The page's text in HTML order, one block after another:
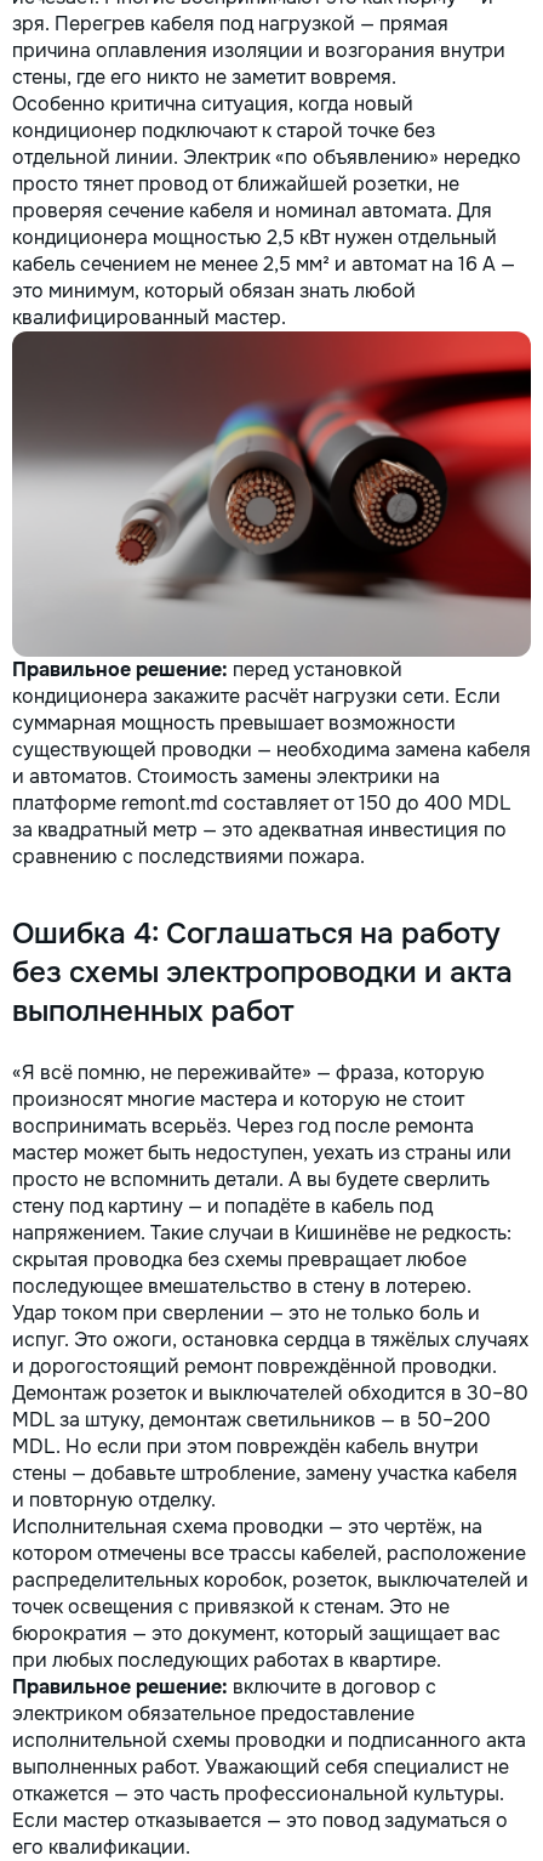
зря. Перегрев кабеля под нагрузкой — прямая
причина оплавления изоляции и возгорания внутри
стены, где его никто не заметит вовремя.
Особенно критична ситуация, когда новый
кондиционер подключают к старой точке без
отдельной линии. Электрик «по объявлению» нередко
просто тянет провод от ближайшей розетки, не
проверяя сечение кабеля и номинал автомата. Для
кондиционера мощностью 2,5 кВт нужен отдельный
кабель сечением не менее 2,5 мм² и автомат на 16 А —
это минимум, который обязан знать любой
квалифицированный мастер.
Правильное решение: перед установкой
кондиционера закажите расчёт нагрузки сети. Если
суммарная мощность превышает возможности
существующей проводки — необходима замена кабеля
и автоматов. Стоимость замены электрики на
платформе remont.md составляет от 150 до 400 MDL
за квадратный метр — это адекватная инвестиция по
сравнению с последствиями пожара.
Ошибка 4: Соглашаться на работу
без схемы электропроводки и акта
выполненных работ
«Я всё помню, не переживайте» — фраза, которую
произносят многие мастера и которую не стоит
воспринимать всерьёз. Через год после ремонта
мастер может быть недоступен, уехать из страны или
просто не вспомнить детали. А вы будете сверлить
стену под картину — и попадёте в кабель под
напряжением. Такие случаи в Кишинёве не редкость:
скрытая проводка без схемы превращает любое
последующее вмешательство в стену в лотерею.
Удар током при сверлении — это не только боль и
испуг. Это ожоги, остановка сердца в тяжёлых случаях
и дорогостоящий ремонт повреждённой проводки.
Демонтаж розеток и выключателей обходится в 30–80
MDL за штуку, демонтаж светильников — в 50–200
MDL. Но если при этом повреждён кабель внутри
стены — добавьте штробление, замену участка кабеля
и повторную отделку.
Исполнительная схема проводки — это чертёж, на
котором отмечены все трассы кабелей, расположение
распределительных коробок, розеток, выключателей и
точек освещения с привязкой к стенам. Это не
бюрократия — это документ, который защищает вас
при любых последующих работах в квартире.
Правильное решение: включите в договор с
электриком обязательное предоставление
исполнительной схемы проводки и подписанного акта
выполненных работ. Уважающий себя специалист не
откажется — это часть профессиональной культуры.
Если мастер отказывается — это повод задуматься о
его квалификации.